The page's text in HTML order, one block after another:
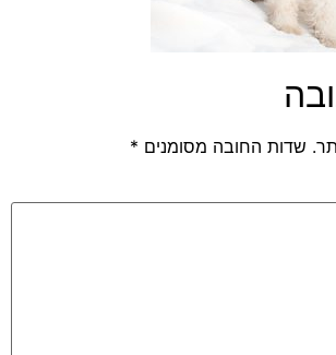
שדות החובה מסומנים *